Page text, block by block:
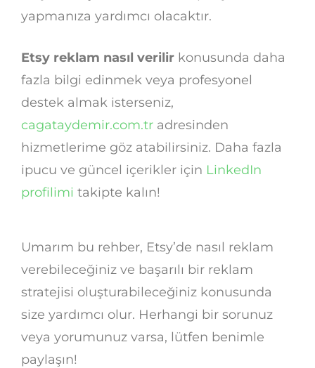
yapmanıza yardımcı olacaktır.
Etsy reklam nasıl verilir konusunda daha
fazla bilgi edinmek veya profesyonel
destek almak isterseniz,
cagataydemir.com.tr adresinden
hizmetlerime göz atabilirsiniz. Daha fazla
ipucu ve güncel içerikler için LinkedIn
profilimi takipte kalın!
Umarım bu rehber, Etsy’de nasıl reklam
verebileceğiniz ve başarılı bir reklam
stratejisi oluşturabileceğiniz konusunda
size yardımcı olur. Herhangi bir sorunuz
veya yorumunuz varsa, lütfen benimle
paylaşın!